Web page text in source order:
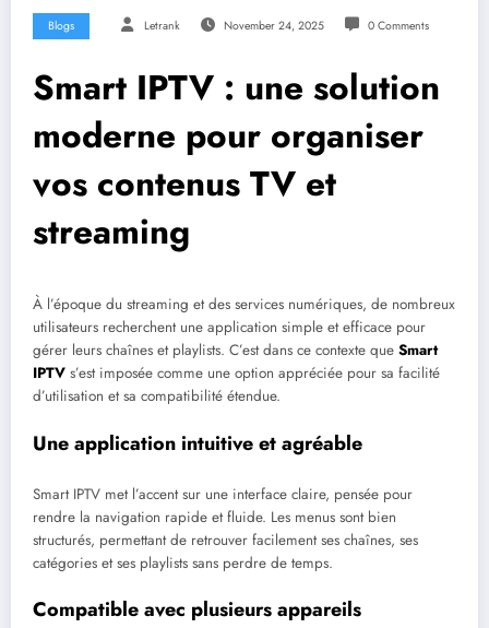
Blogs Letrank November 24, 2025 0 Comments
Smart IPTV : une solution
moderne pour organiser
vos contenus TV et
streaming
À l’époque du streaming et des services numériques, de nombreux
utilisateurs recherchent une application simple et efficace pour
gérer leurs chaînes et playlists. C’est dans ce contexte que Smart
IPTV s’est imposée comme une option appréciée pour sa facilité
d’utilisation et sa compatibilité étendue.
Une application intuitive et agréable
Smart IPTV met l’accent sur une interface claire, pensée pour
rendre la navigation rapide et fluide. Les menus sont bien
structurés, permettant de retrouver facilement ses chaînes, ses
catégories et ses playlists sans perdre de temps.
Compatible avec plusieurs appareils